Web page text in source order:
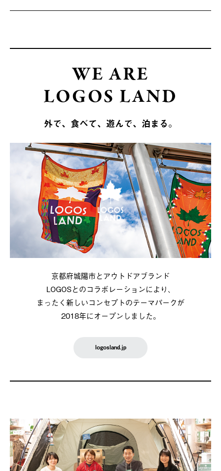
WE ARE
LOGOS LAND
外で、食べて、遊んで、泊まる。
京都府城陽市とアウトドアブランド
LOGOSとのコラボレーションにより、
まったく新しいコンセプトのテーマパークが
2018年にオープンしました。
logosland.jp